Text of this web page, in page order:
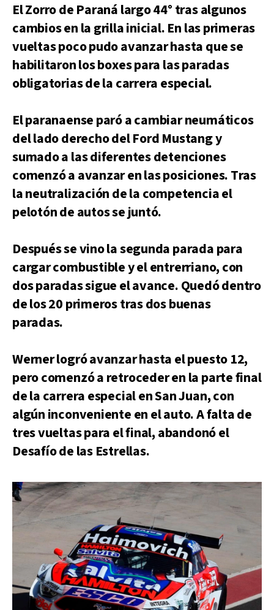
El Zorro de Paraná largo 44° tras algunos
cambios en la grilla inicial. En las primeras
vueltas poco pudo avanzar hasta que se
habilitaron los boxes para las paradas
obligatorias de la carrera especial.
El paranaense paró a cambiar neumáticos
del lado derecho del Ford Mustang y
sumado a las diferentes detenciones
comenzó a avanzar en las posiciones. Tras
la neutralización de la competencia el
pelotón de autos se juntó.
Después se vino la segunda parada para
cargar combustible y el entrerriano, con
dos paradas sigue el avance. Quedó dentro
de los 20 primeros tras dos buenas
paradas.
Werner logró avanzar hasta el puesto 12,
pero comenzó a retroceder en la parte final
de la carrera especial en San Juan, con
algún inconveniente en el auto. A falta de
tres vueltas para el final, abandonó el
Desafío de las Estrellas.